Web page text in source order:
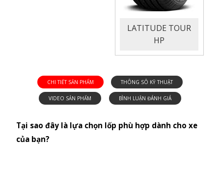
LATITUDE TOUR